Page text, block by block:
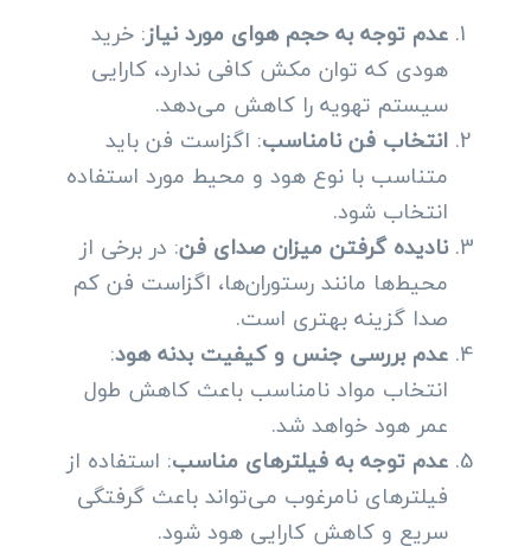
عدم توجه به حجم هوای مورد نیاز: خرید
هودی که توان مکش کافی ندارد، کارایی
سیستم تهویه را کاهش می‌دهد.
انتخاب فن نامناسب: اگزاست فن باید
متناسب با نوع هود و محیط مورد استفاده
انتخاب شود.
نادیده گرفتن میزان صدای فن: در برخی از
محیط‌ها مانند رستوران‌ها، اگزاست فن کم
صدا گزینه بهتری است.
عدم بررسی جنس و کیفیت بدنه هود:
انتخاب مواد نامناسب باعث کاهش طول
عمر هود خواهد شد.
عدم توجه به فیلترهای مناسب: استفاده از
فیلترهای نامرغوب می‌تواند باعث گرفتگی
سریع و کاهش کارایی هود شود.